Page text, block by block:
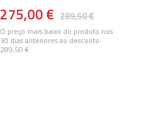
289,50 €
275,00 €
O preço mais baixo do produto nos
30 dias anteriores ao desconto:
289,50 €